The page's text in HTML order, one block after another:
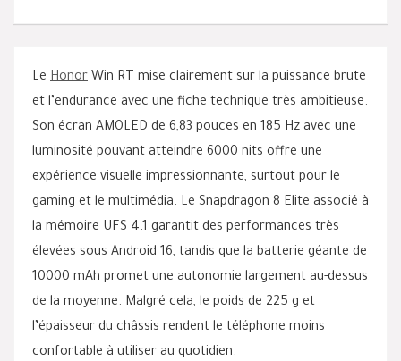
Le Honor Win RT mise clairement sur la puissance brute
et l’endurance avec une fiche technique très ambitieuse.
Son écran AMOLED de 6,83 pouces en 185 Hz avec une
luminosité pouvant atteindre 6000 nits offre une
expérience visuelle impressionnante, surtout pour le
gaming et le multimédia. Le Snapdragon 8 Elite associé à
la mémoire UFS 4.1 garantit des performances très
élevées sous Android 16, tandis que la batterie géante de
10000 mAh promet une autonomie largement au-dessus
de la moyenne. Malgré cela, le poids de 225 g et
l’épaisseur du châssis rendent le téléphone moins
confortable à utiliser au quotidien.